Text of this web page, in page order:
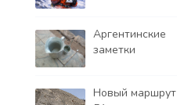
Аргентинские
заметки
Новый маршрут